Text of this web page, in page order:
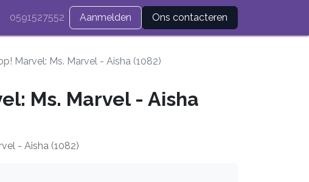
0591527552 Aanmelden Ons contacteren
Marvel: Ms. Marvel - Aisha (1082)
Ms. Marvel - Aisha
- Aisha (1082)